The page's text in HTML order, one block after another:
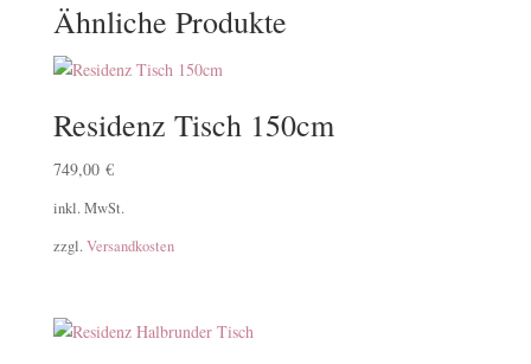
Ähnliche Produkte
Residenz Tisch 150cm
749,00 €
inkl. MwSt.
zzgl. Versandkosten